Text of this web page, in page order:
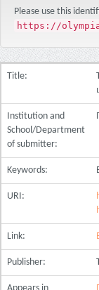
Please use this
https://
Title:
Institution and
School/Department
of submitter:
Keywords:
URI:
Link:
Publisher: